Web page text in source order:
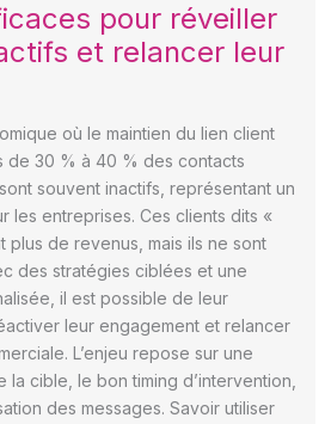
pour réveiller
et relancer leur
où le maintien du lien client
de 30 % à 40 % des contacts
souvent inactifs, représentant un
les entreprises. Ces clients dits «
plus de revenus, mais ils ne sont
des stratégies ciblées et une
il est possible de leur
leur engagement et relancer
L’enjeu repose sur une
cible, le bon timing d’intervention,
des messages. Savoir utiliser